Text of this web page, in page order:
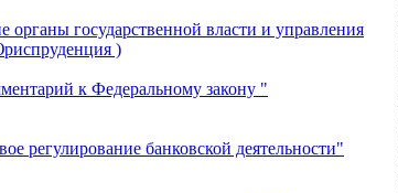
государственной власти и управления
)
к Федеральному закону "
регулирование банковской деятельности"